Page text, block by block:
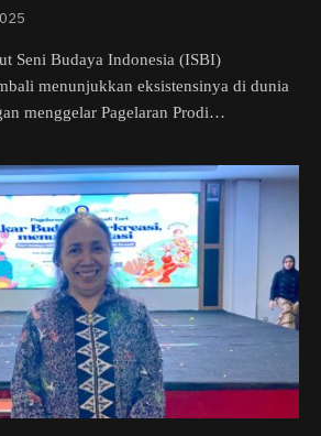
Seni Budaya Indonesia (ISBI)
menunjukkan eksistensinya di dunia
menggelar Pagelaran Prodi…